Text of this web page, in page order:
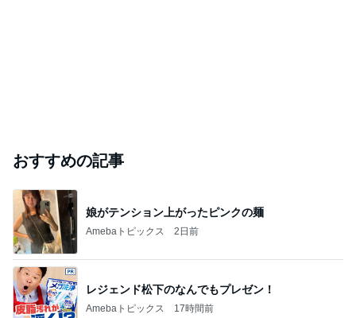
おすすめの記事
娘がテンション上がったピンクの麺
Amebaトピックス 2日前
レジェンド松下のなんでもプレゼン！
Amebaトピックス 17時間前